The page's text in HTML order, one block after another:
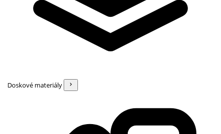
Doskové materiály